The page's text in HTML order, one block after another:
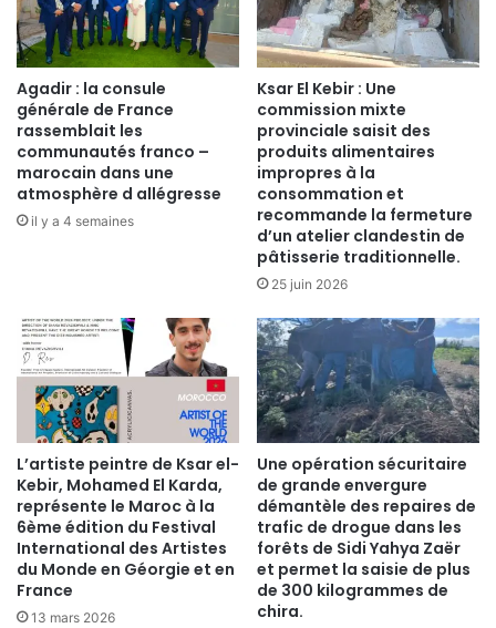
Agadir : la consule
générale de France
rassemblait les
communautés franco –
marocain dans une
atmosphère d allégresse
il y a 4 semaines
Ksar El Kebir : Une
commission mixte
provinciale saisit des
produits alimentaires
impropres à la
consommation et
recommande la fermeture
d’un atelier clandestin de
pâtisserie traditionnelle.
25 juin 2026
​L’artiste peintre de Ksar el-
Kebir, Mohamed El Karda,
représente le Maroc à la
6ème édition du Festival
International des Artistes
du Monde en Géorgie et en
France
13 mars 2026
Une opération sécuritaire
de grande envergure
démantèle des repaires de
trafic de drogue dans les
forêts de Sidi Yahya Zaër
et permet la saisie de plus
de 300 kilogrammes de
chira.